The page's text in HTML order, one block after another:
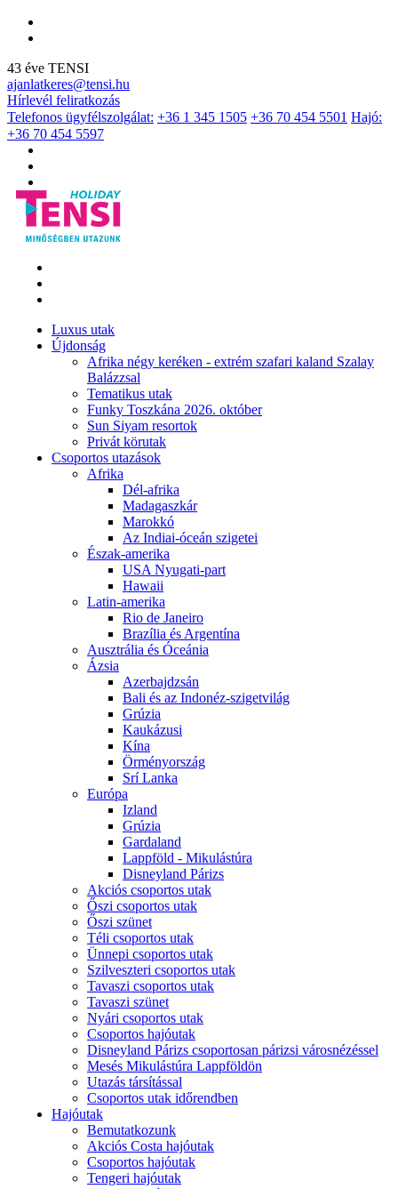
43 éve TENSI
ajanlatkeres@tensi.hu
Hírlevél feliratkozás
Telefonos ügyfélszolgálat: +36 1 345 1505 +36 70 454 5501 Hajó:
+36 70 454 5597
Luxus utak
Újdonság
Afrika négy keréken - extrém szafari kaland Szalay
Balázzsal
Tematikus utak
Funky Toszkána 2026. október
Sun Siyam resortok
Privát körutak
Csoportos utazások
Afrika
Dél-afrika
Madagaszkár
Marokkó
Az Indiai-óceán szigetei
Észak-amerika
USA Nyugati-part
Hawaii
Latin-amerika
Rio de Janeiro
Brazília és Argentína
Ausztrália és Óceánia
Ázsia
Azerbajdzsán
Bali és az Indonéz-szigetvilág
Grúzia
Kaukázusi
Kína
Örményország
Srí Lanka
Európa
Izland
Grúzia
Gardaland
Lappföld - Mikulástúra
Disneyland Párizs
Akciós csoportos utak
Őszi csoportos utak
Őszi szünet
Téli csoportos utak
Ünnepi csoportos utak
Szilveszteri csoportos utak
Tavaszi csoportos utak
Tavaszi szünet
Nyári csoportos utak
Csoportos hajóutak
Disneyland Párizs csoportosan párizsi városnézéssel
Mesés Mikulástúra Lappföldön
Utazás társítással
Csoportos utak időrendben
Hajóutak
Bemutatkozunk
Akciós Costa hajóutak
Csoportos hajóutak
Tengeri hajóutak